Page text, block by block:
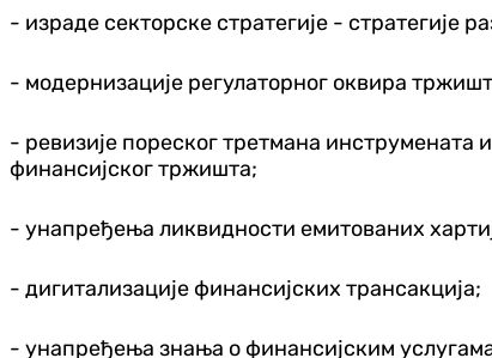
- израде секторске стратегије - стратегије
- модернизације регулаторног оквира
- ревизије пореског третмана инструмената
финансијског тржишта;
- унапређења ликвидности емитованих
- дигитализације финансијских трансакција;
- унапређења знања о финансијским